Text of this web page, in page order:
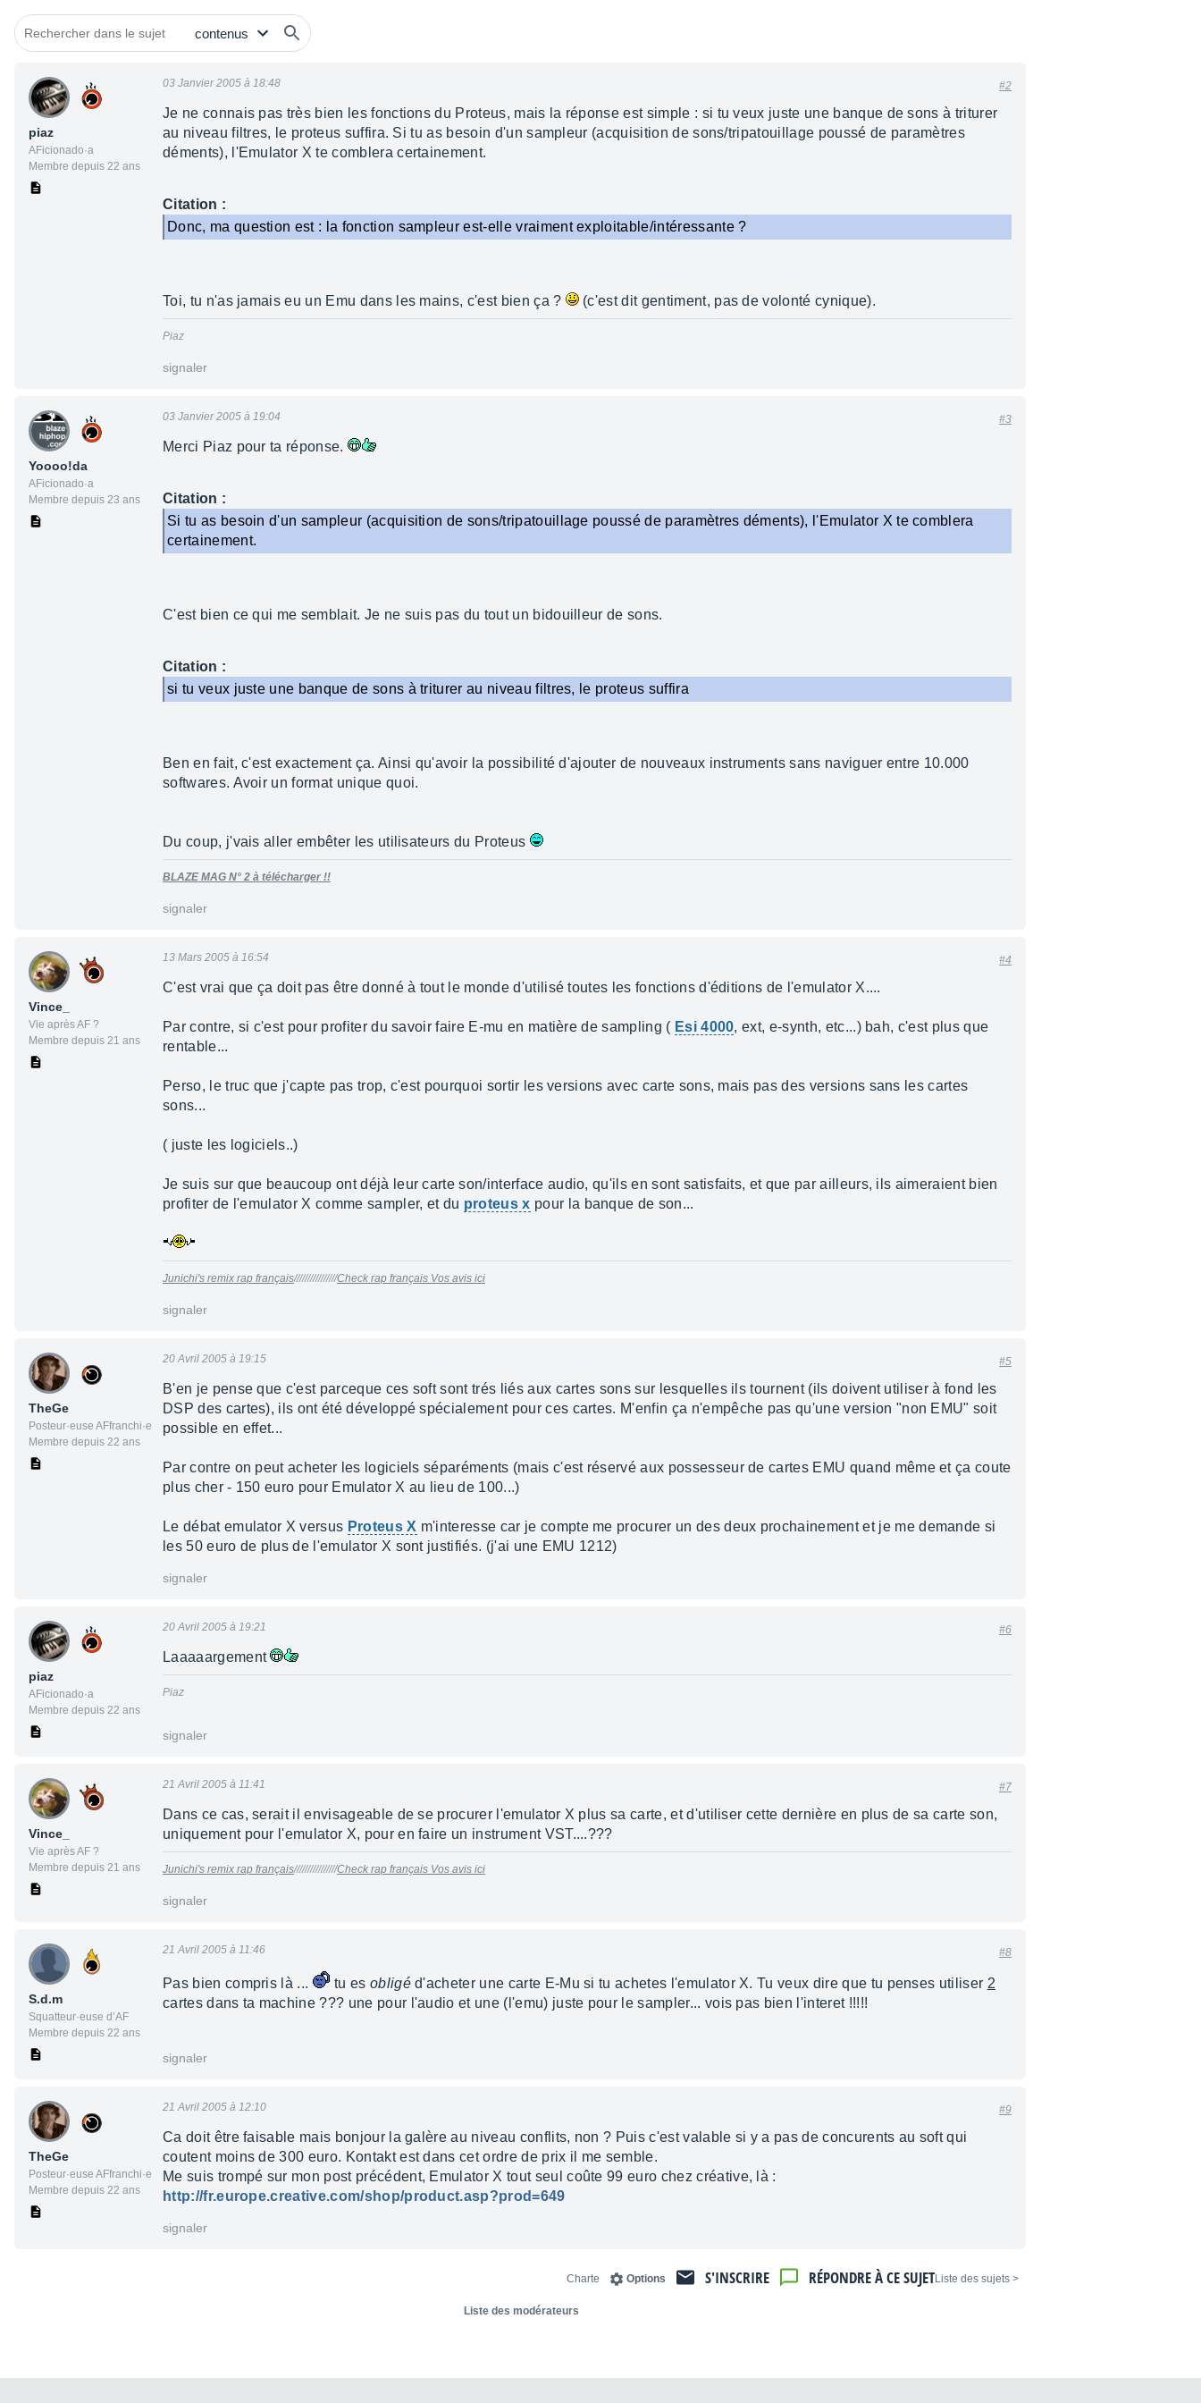
piaz
AFicionado·a
Membre depuis 22 ans
03 Janvier 2005 à 18:48 #2
Je ne connais pas très bien les fonctions du Proteus, mais la réponse est simple : si tu veux juste une banque de sons à triturer
au niveau filtres, le proteus suffira. Si tu as besoin d'un sampleur (acquisition de sons/tripatouillage poussé de paramètres
déments), l'Emulator X te comblera certainement.
Citation :
Donc, ma question est : la fonction sampleur est-elle vraiment exploitable/intéressante ?
Toi, tu n'as jamais eu un Emu dans les mains, c'est bien ça ? (c'est dit gentiment, pas de volonté cynique).
Piaz
signaler
Yoooo!da
AFicionado·a
Membre depuis 23 ans
03 Janvier 2005 à 19:04 #3
Merci Piaz pour ta réponse.
Citation :
Si tu as besoin d'un sampleur (acquisition de sons/tripatouillage poussé de paramètres déments), l'Emulator X te comblera
certainement.
C'est bien ce qui me semblait. Je ne suis pas du tout un bidouilleur de sons.
Citation :
si tu veux juste une banque de sons à triturer au niveau filtres, le proteus suffira
Ben en fait, c'est exactement ça. Ainsi qu'avoir la possibilité d'ajouter de nouveaux instruments sans naviguer entre 10.000
softwares. Avoir un format unique quoi.
Du coup, j'vais aller embêter les utilisateurs du Proteus
BLAZE MAG N° 2 à télécharger !!
signaler
Vince_
Vie après AF ?
Membre depuis 21 ans
13 Mars 2005 à 16:54 #4
C'est vrai que ça doit pas être donné à tout le monde d'utilisé toutes les fonctions d'éditions de l'emulator X....
Par contre, si c'est pour profiter du savoir faire E-mu en matière de sampling ( Esi 4000, ext, e-synth, etc...) bah, c'est plus que
rentable...
Perso, le truc que j'capte pas trop, c'est pourquoi sortir les versions avec carte sons, mais pas des versions sans les cartes
sons...
( juste les logiciels..)
Je suis sur que beaucoup ont déjà leur carte son/interface audio, qu'ils en sont satisfaits, et que par ailleurs, ils aimeraient bien
profiter de l'emulator X comme sampler, et du proteus x pour la banque de son...
Junichi's remix rap français////////////////Check rap français Vos avis ici
signaler
TheGe
Posteur·euse AFfranchi·e
Membre depuis 22 ans
20 Avril 2005 à 19:15 #5
B'en je pense que c'est parceque ces soft sont trés liés aux cartes sons sur lesquelles ils tournent (ils doivent utiliser à fond les
DSP des cartes), ils ont été développé spécialement pour ces cartes. M'enfin ça n'empêche pas qu'une version "non EMU" soit
possible en effet...
Par contre on peut acheter les logiciels séparéments (mais c'est réservé aux possesseur de cartes EMU quand même et ça coute
plus cher - 150 euro pour Emulator X au lieu de 100...)
Le débat emulator X versus Proteus X m'interesse car je compte me procurer un des deux prochainement et je me demande si
les 50 euro de plus de l'emulator X sont justifiés. (j'ai une EMU 1212)
signaler
piaz
AFicionado·a
Membre depuis 22 ans
20 Avril 2005 à 19:21 #6
Laaaaargement
Piaz
signaler
Vince_
Vie après AF ?
Membre depuis 21 ans
21 Avril 2005 à 11:41 #7
Dans ce cas, serait il envisageable de se procurer l'emulator X plus sa carte, et d'utiliser cette dernière en plus de sa carte son,
uniquement pour l'emulator X, pour en faire un instrument VST....???
Junichi's remix rap français////////////////Check rap français Vos avis ici
signaler
S.d.m
Squatteur·euse d’AF
Membre depuis 22 ans
21 Avril 2005 à 11:46 #8
Pas bien compris là ... tu es obligéd'acheter une carte E-Mu si tu achetes l'emulator X. Tu veux dire que tu penses utiliser 2
cartes dans ta machine ??? une pour l'audio et une (l'emu) juste pour le sampler... vois pas bien l'interet !!!!!
signaler
TheGe
Posteur·euse AFfranchi·e
Membre depuis 22 ans
21 Avril 2005 à 12:10 #9
Ca doit être faisable mais bonjour la galère au niveau conflits, non ? Puis c'est valable si y a pas de concurents au soft qui
coutent moins de 300 euro. Kontakt est dans cet ordre de prix il me semble.
Me suis trompé sur mon post précédent, Emulator X tout seul coûte 99 euro chez créative, là :
http://fr.europe.creative.com/shop/product.asp?prod=649
signaler
< Liste des sujets
RÉPONDRE À CE SUJET
S'INSCRIRE
Options
Charte
Liste des modérateurs